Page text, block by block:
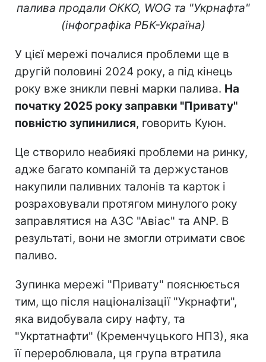
палива продали ОККО, WOG та "Укрнафта"
(інфографіка РБК-Україна)
У цієї мережі почалися проблеми ще в
другій половині 2024 року, а під кінець
року вже зникли певні марки палива. На
початку 2025 року заправки "Привату"
повністю зупинилися, говорить Куюн.
Це створило неабиякі проблеми на ринку,
адже багато компаній та держустанов
накупили паливних талонів та карток і
розраховували протягом минулого року
заправлятися на АЗС "Авіас" та ANP. В
результаті, вони не змогли отримати своє
паливо.
Зупинка мережі "Привату" пояснюється
тим, що після націоналізації "Укрнафти",
яка видобувала сиру нафту, та
"Укртатнафти" (Кременчуцького НПЗ), яка
її перероблювала, ця група втратила